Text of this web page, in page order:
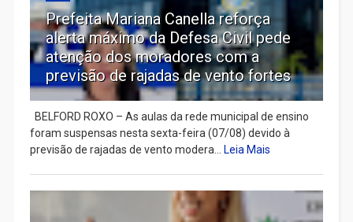
Prefeita Mariana Canella reforça
alerta máximo da Defesa Civil pede
atenção dos moradores com a
previsão de rajadas de vento fortes
BELFORD ROXO – As aulas da rede municipal de ensino
foram suspensas nesta sexta-feira (07/08) devido à
previsão de rajadas de vento modera... Leia Mais